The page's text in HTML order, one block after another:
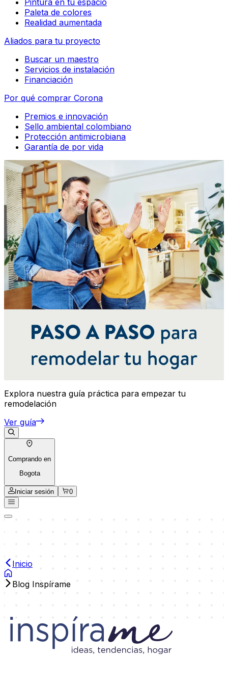
Pintura en tu espacio
Paleta de colores
Realidad aumentada
Aliados para tu proyecto
Buscar un maestro
Servicios de instalación
Financiación
Por qué comprar Corona
Premios e innovación
Sello ambiental colombiano
Protección antimicrobiana
Garantía de por vida
Explora nuestra guía práctica para empezar tu
remodelación
Ver guía
Comprando en
Bogota
Iniciar sesión 0
Inicio
Blog Inspírame